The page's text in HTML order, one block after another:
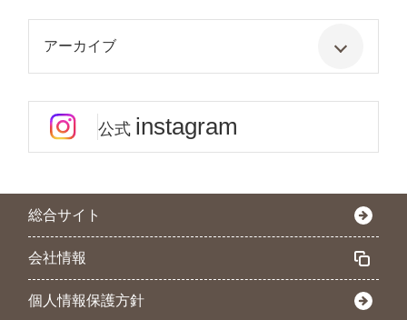
アーカイブ
公式 instagram
総合サイト
会社情報
個人情報保護方針